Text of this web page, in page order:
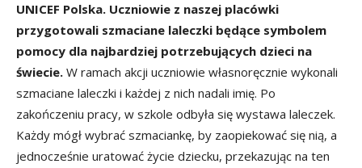
UNICEF Polska. Uczniowie z naszej placówki
przygotowali szmaciane laleczki będące symbolem
pomocy dla najbardziej potrzebujących dzieci na
świecie. W ramach akcji uczniowie własnoręcznie wykonali
szmaciane laleczki i każdej z nich nadali imię. Po
zakończeniu pracy, w szkole odbyła się wystawa laleczek.
Każdy mógł wybrać szmaciankę, by zaopiekować się nią, a
jednocześnie uratować życie dziecku, przekazując na ten